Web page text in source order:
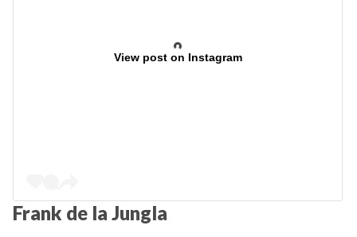
View post on Instagram
Frank de la Jungla